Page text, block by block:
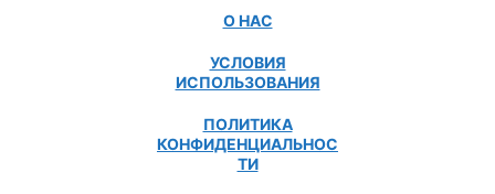
О НАС
УСЛОВИЯ
ИСПОЛЬЗОВАНИЯ
ПОЛИТИКА
КОНФИДЕНЦИАЛЬНОС
ТИ